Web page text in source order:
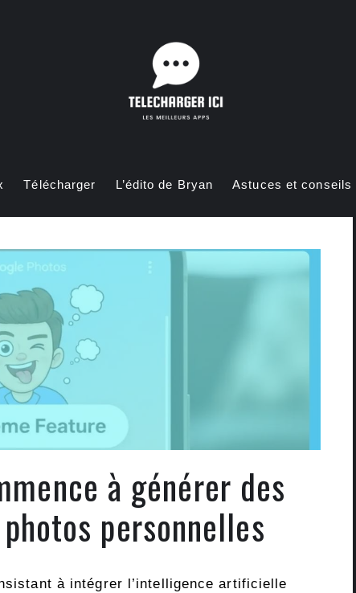
Télécharger L’édito de Bryan Astuces et conseils
à générer des
personnelles
à intégrer l’intelligence artificielle